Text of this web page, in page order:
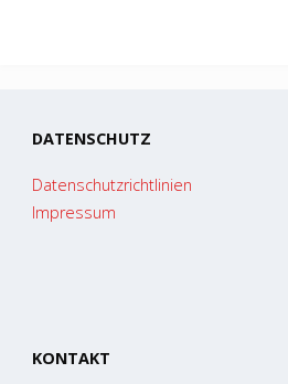
DATENSCHUTZ
Datenschutzrichtlinien
Impressum
KONTAKT